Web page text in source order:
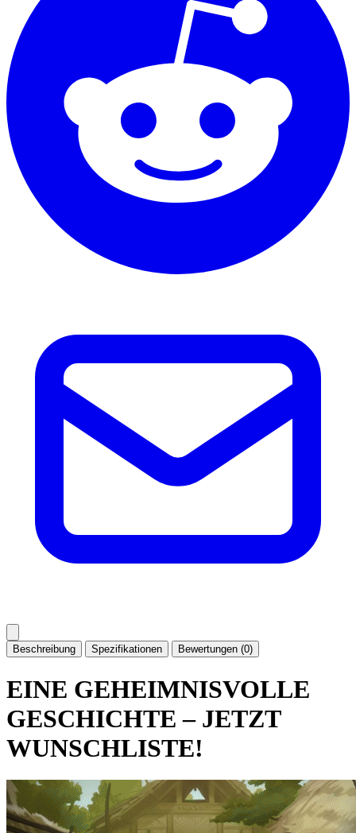
Beschreibung Spezifikationen Bewertungen (0)
EINE GEHEIMNISVOLLE
GESCHICHTE – JETZT
WUNSCHLISTE!